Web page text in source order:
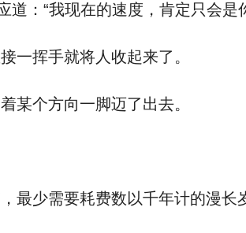
：“我现在的速度，肯定只会是
挥手就将人收起来了。
个方向一脚迈了出去。
少需要耗费数以千年计的漫长